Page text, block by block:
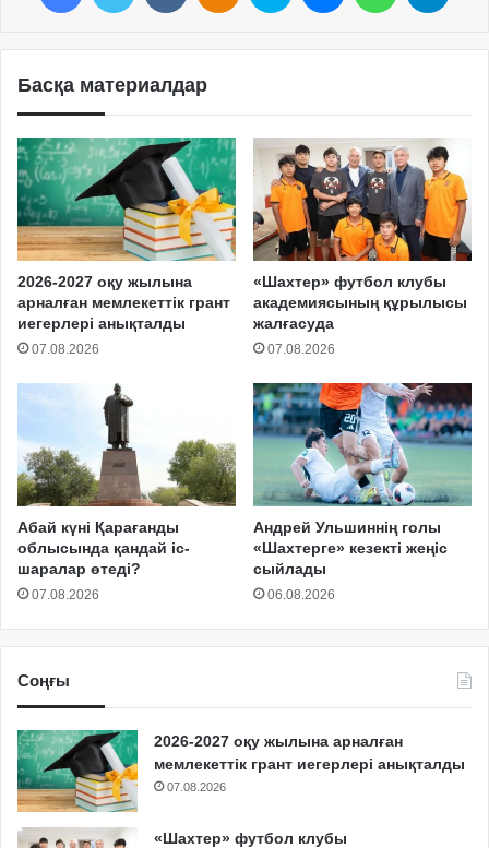
Басқа материалдар
2026-2027 оқу жылына
арналған мемлекеттік грант
иегерлері анықталды
07.08.2026
«Шахтер» футбол клубы
академиясының құрылысы
жалғасуда
07.08.2026
Абай күні Қарағанды
облысында қандай іс-
шаралар өтеді?
07.08.2026
Андрей Ульшиннің голы
«Шахтерге» кезекті жеңіс
сыйлады
06.08.2026
Соңғы
2026-2027 оқу жылына арналған
мемлекеттік грант иегерлері анықталды
07.08.2026
«Шахтер» футбол клубы